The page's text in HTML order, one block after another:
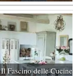
Il Fascino delle Cucine